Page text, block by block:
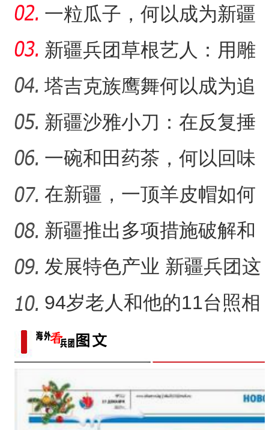
“阿克苏是个好地方·四季
十四团：多元化种植开辟致
（追风逐日看新疆）新疆阿
新疆沙漠里安家？
一粒瓜子，何以成为新疆
的名片？
新疆兵团草根艺人：用雕
塑述说“兵团故事”雕刻别
塔吉克族鹰舞何以成为追
求美好生活的展现？
新疆沙雅小刀：在反复捶
打中实现匠心传承
一碗和田药茶，何以回味
悠长？
在新疆，一顶羊皮帽如何
展现独特制作魅力？
新疆推出多项措施破解和
田玉消费“痛点”
发展特色产业 新疆兵团这
家家庭农场如何实现“南果
94岁老人和他的11台照相
机